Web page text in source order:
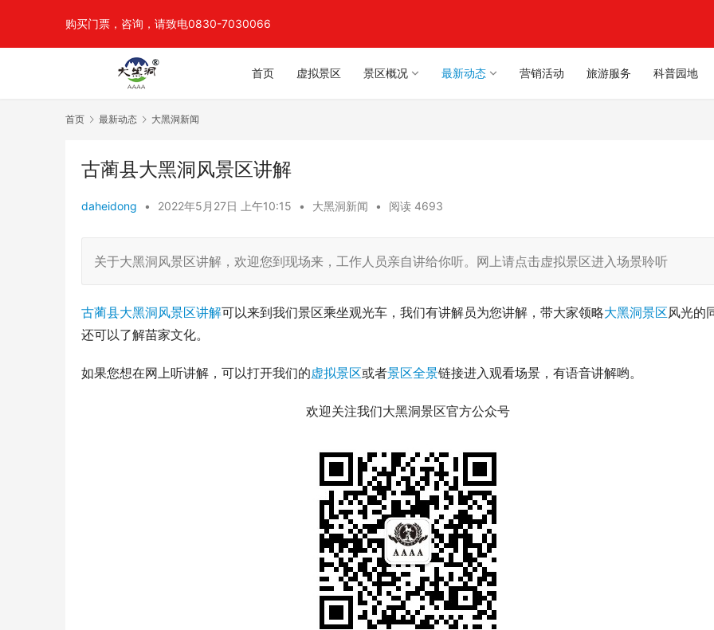
首页 虚拟景区 景区概况 最新动态 营销活动 旅游服务 科普园地
首页 最新动态 大黑洞新闻
古蔺县大黑洞风景区讲解
daheidong • 2022年5月27日 上午10:15 • 大黑洞新闻 • 阅读 4693
关于大黑洞风景区讲解，欢迎您到现场来，工作人员亲自讲给你听。网上请点击虚拟景区进入场景聆听
古蔺县大黑洞风景区讲解可以来到我们景区乘坐观光车，我们有讲解员为您讲解，带大家领略大黑洞景区风光的
还可以了解苗家文化。
如果您想在网上听讲解，可以打开我们的虚拟景区或者景区全景链接进入观看场景，有语音讲解哟。
欢迎关注我们大黑洞景区官方公众号
购买门票，咨询，请致电0830-7030066